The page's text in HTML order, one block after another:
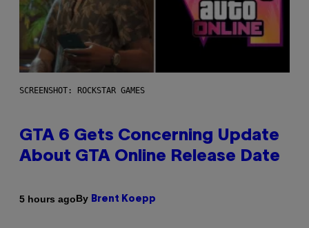
SCREENSHOT: ROCKSTAR GAMES
GTA 6 Gets Concerning Update
About GTA Online Release Date
5 hours agoBy Brent Koepp